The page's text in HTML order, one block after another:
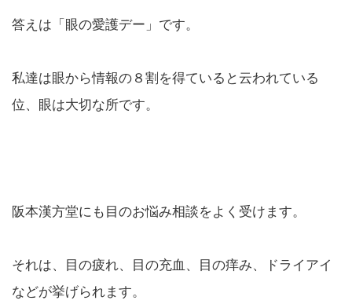
答えは「眼の愛護デー」です。
私達は眼から情報の８割を得ていると云われている
位、眼は大切な所です。
阪本漢方堂にも目のお悩み相談をよく受けます。
それは、目の疲れ、目の充血、目の痒み、ドライアイ
などが挙げられます。